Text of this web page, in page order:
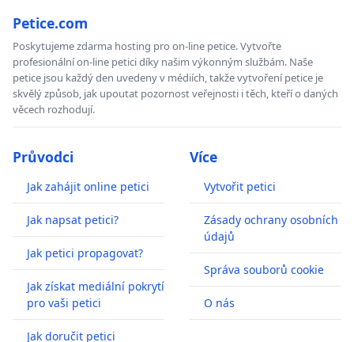
Petice.com
Poskytujeme zdarma hosting pro on-line petice. Vytvořte
profesionální on-line petici díky našim výkonným službám. Naše
petice jsou každý den uvedeny v médiích, takže vytvoření petice je
skvělý způsob, jak upoutat pozornost veřejnosti i těch, kteří o daných
věcech rozhodují.
Průvodci
Jak zahájit online petici
Jak napsat petici?
Jak petici propagovat?
Jak získat mediální pokrytí
pro vaši petici
Jak doručit petici
Více
Vytvořit petici
Zásady ochrany osobních
údajů
Správa souborů cookie
O nás